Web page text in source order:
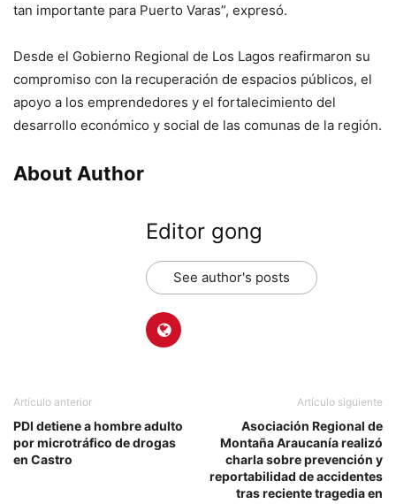
tan importante para Puerto Varas”, expresó.
Desde el Gobierno Regional de Los Lagos reafirmaron su
compromiso con la recuperación de espacios públicos, el
apoyo a los emprendedores y el fortalecimiento del
desarrollo económico y social de las comunas de la región.
About Author
Editor gong
See author's posts
Artículo anterior
PDI detiene a hombre adulto
por microtráfico de drogas
en Castro
Artículo siguiente
Asociación Regional de
Montaña Araucanía realizó
charla sobre prevención y
reportabilidad de accidentes
tras reciente tragedia en